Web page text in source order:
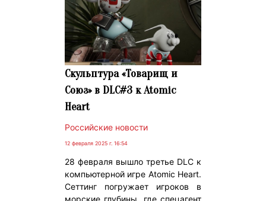
Скульптура «Товарищ и
Союз» в DLC#3 к Atomic
Heart
Российские новости
12 февраля 2025 г. 16:54
28 февраля вышло третье DLC к
компьютерной игре Atomic Heart.
Сеттинг погружает игроков в
морские глубины, где спецагент